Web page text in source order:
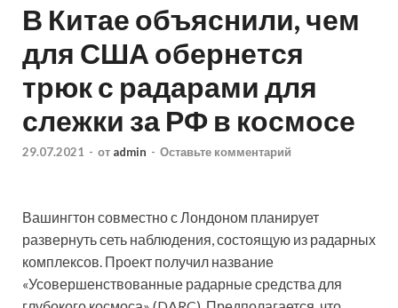
В Китае объяснили, чем
для США обернется
трюк с радарами для
слежки за РФ в космосе
29.07.2021 - от admin - Оставьте комментарий
Вашингтон совместно с Лондоном планирует
развернуть сеть наблюдения, состоящую из радарных
комплексов. Проект получил название
«Усовершенствованные радарные средства для